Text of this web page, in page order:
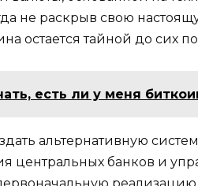
не раскрыв свою
остаетcя тайной до сих
есть ли у меня
альтернативную
центральных банков и